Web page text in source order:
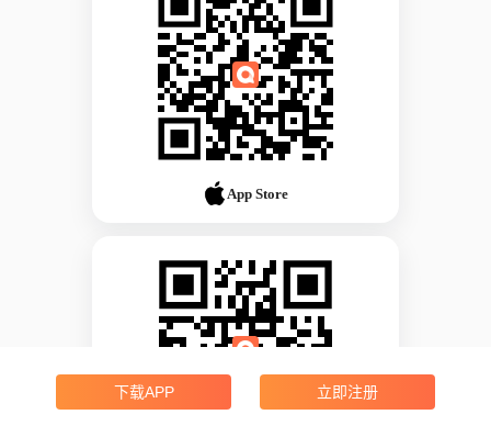
App Store
下载APP 立即注册